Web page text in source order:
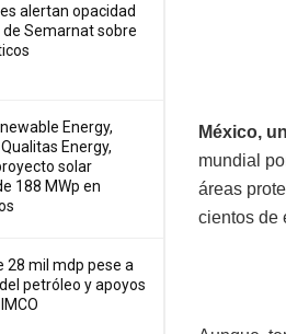
alertan opacidad
Semarnat sobre
Energy,
Energy,
solar
188 MWp en
28 mil mdp pese a
petróleo y apoyos
México,
mundial
áreas
cientos de